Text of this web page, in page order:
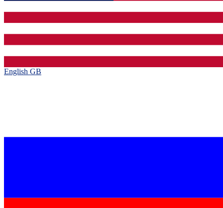
English GB‎